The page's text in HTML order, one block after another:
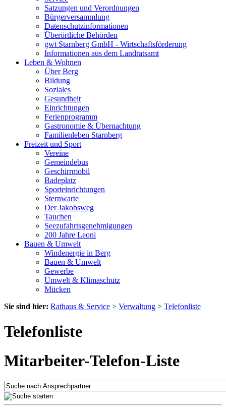
Satzungen und Verordnungen
Bürgerversammlung
Datenschutzinformationen
Überörtliche Behörden
gwt Starnberg GmbH - Wirtschaftsförderung
Informationen aus dem Landratsamt
Leben & Wohnen
Über Berg
Bildung
Soziales
Gesundheit
Einrichtungen
Ferienprogramm
Gastronomie & Übernachtung
Familienleben Starnberg
Freizeit und Sport
Vereine
Gemeindebus
Geschirrmobil
Badeplatz
Sporteinrichtungen
Sternwarte
Der Jakobsweg
Tauchen
Seezufahrtsgenehmigungen
200 Jahre Leoni
Bauen & Umwelt
Windenergie in Berg
Bauen & Umwelt
Gewerbe
Umwelt & Klimaschutz
Mücken
Sie sind hier: Rathaus & Service > Verwaltung > Telefonliste
Telefonliste
Mitarbeiter-Telefon-Liste